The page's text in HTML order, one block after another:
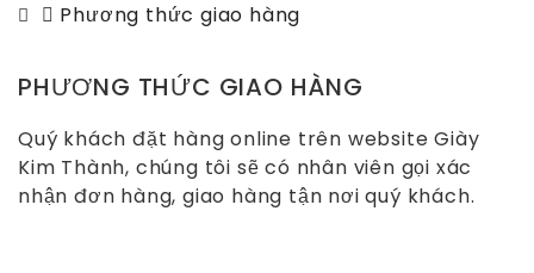
Phương thức giao hàng
PHƯƠNG THỨC GIAO HÀNG
Quý khách đặt hàng online trên website Giày
Kim Thành, chúng tôi sẽ có nhân viên gọi xác
nhận đơn hàng, giao hàng tận nơi quý khách.